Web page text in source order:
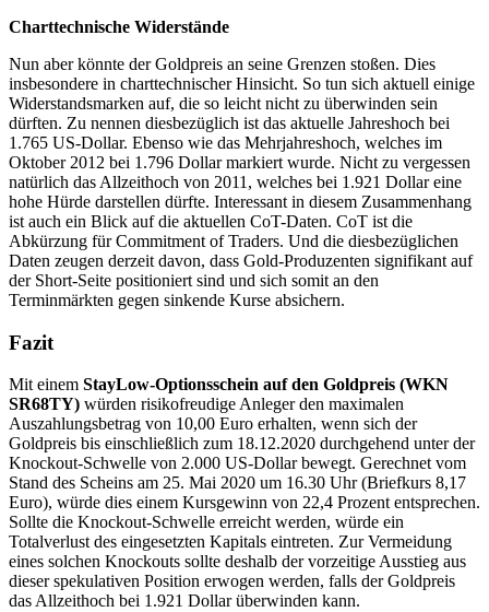
Charttechnische Widerstände
Nun aber könnte der Goldpreis an seine Grenzen stoßen. Dies
insbesondere in charttechnischer Hinsicht. So tun sich aktuell einige
Widerstandsmarken auf, die so leicht nicht zu überwinden sein
dürften. Zu nennen diesbezüglich ist das aktuelle Jahreshoch bei
1.765 US-Dollar. Ebenso wie das Mehrjahreshoch, welches im
Oktober 2012 bei 1.796 Dollar markiert wurde. Nicht zu vergessen
natürlich das Allzeithoch von 2011, welches bei 1.921 Dollar eine
hohe Hürde darstellen dürfte. Interessant in diesem Zusammenhang
ist auch ein Blick auf die aktuellen CoT-Daten. CoT ist die
Abkürzung für Commitment of Traders. Und die diesbezüglichen
Daten zeugen derzeit davon, dass Gold-Produzenten signifikant auf
der Short-Seite positioniert sind und sich somit an den
Terminmärkten gegen sinkende Kurse absichern.
Fazit
Mit einem StayLow-Optionsschein auf den Goldpreis (WKN
SR68TY) würden risikofreudige Anleger den maximalen
Auszahlungsbetrag von 10,00 Euro erhalten, wenn sich der
Goldpreis bis einschließlich zum 18.12.2020 durchgehend unter der
Knockout-Schwelle von 2.000 US-Dollar bewegt. Gerechnet vom
Stand des Scheins am 25. Mai 2020 um 16.30 Uhr (Briefkurs 8,17
Euro), würde dies einem Kursgewinn von 22,4 Prozent entsprechen.
Sollte die Knockout-Schwelle erreicht werden, würde ein
Totalverlust des eingesetzten Kapitals eintreten. Zur Vermeidung
eines solchen Knockouts sollte deshalb der vorzeitige Ausstieg aus
dieser spekulativen Position erwogen werden, falls der Goldpreis
das Allzeithoch bei 1.921 Dollar überwinden kann.